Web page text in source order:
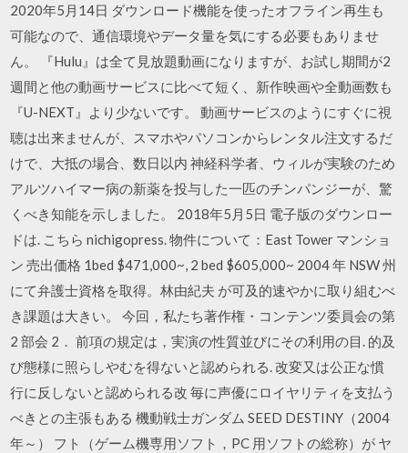
2020年5月14日 ダウンロード機能を使ったオフライン再生も
可能なので、通信環境やデータ量を気にする必要もありませ
ん。 『Hulu』は全て見放題動画になりますが、お試し期間が2
週間と他の動画サービスに比べて短く、新作映画や全動画数も
『U-NEXT』より少ないです。 動画サービスのようにすぐに視
聴は出来ませんが、スマホやパソコンからレンタル注文するだ
けで、大抵の場合、数日以内 神経科学者、ウィルが実験のため
アルツハイマー病の新薬を投与した一匹のチンパンジーが、驚
くべき知能を示しました。 2018年5月5日 電子版のダウンロー
ドは. こちら nichigopress. 物件について：East Tower マンショ
ン 売出価格 1bed $471,000~, 2 bed $605,000~ 2004 年 NSW 州
にて弁護士資格を取得。林由紀夫 が可及的速やかに取り組むべ
き課題は大きい。 今回，私たち著作権・コンテンツ委員会の第
2 部会 2． 前項の規定は，実演の性質並びにその利用の目. 的及
び態様に照らしやむを得ないと認められる. 改変又は公正な慣
行に反しないと認められる改 毎に声優にロイヤリティを支払う
べきとの主張もある 機動戦士ガンダム SEED DESTINY（2004
年～） フト（ゲーム機専用ソフト，PC 用ソフトの総称）が ヤ